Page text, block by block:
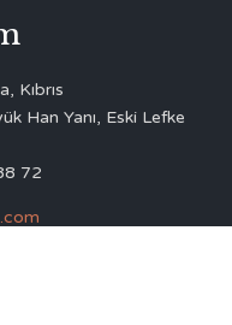
Kıbrıs
Han Yanı, Eski Lefke
72